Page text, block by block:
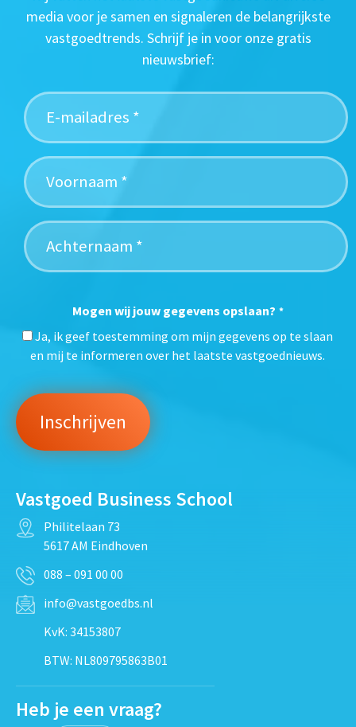
media voor je samen en signaleren de belangrijkste
vastgoedtrends. Schrijf je in voor onze gratis
nieuwsbrief:
Mogen wij jouw gegevens opslaan? *
Ja, ik geef toestemming om mijn gegevens op te slaan
en mij te informeren over het laatste vastgoednieuws.
Vastgoed Business School
Philitelaan 73
5617 AM Eindhoven
088 – 091 00 00
info@vastgoedbs.nl
KvK: 34153807
BTW: NL809795863B01
Heb je een vraag?